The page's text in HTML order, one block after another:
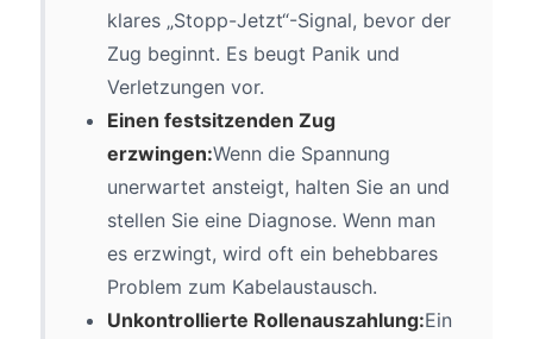
klares „Stopp-Jetzt“-Signal, bevor der
Zug beginnt. Es beugt Panik und
Verletzungen vor.
Einen festsitzenden Zug
erzwingen:Wenn die Spannung
unerwartet ansteigt, halten Sie an und
stellen Sie eine Diagnose. Wenn man
es erzwingt, wird oft ein behebbares
Problem zum Kabelaustausch.
Unkontrollierte Rollenauszahlung:Ein